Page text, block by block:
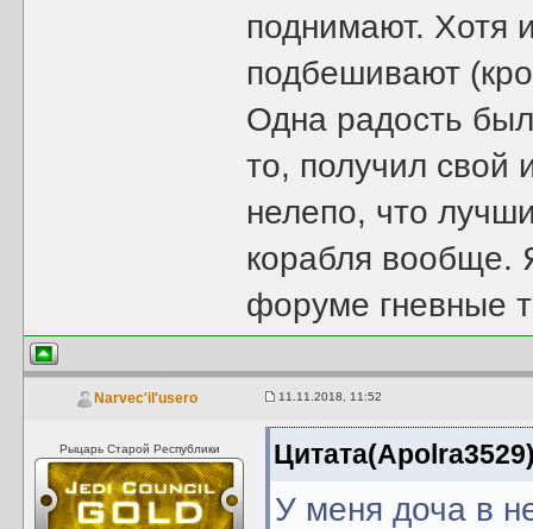
поднимают. Хотя
подбешивают
Одна радость
то, получил свой
нелепо, что
корабля вообще.
форуме гневные
Narvec'il'usero 11.11.2018, 11:52
Рыцарь Старой Республики
У меня доча в